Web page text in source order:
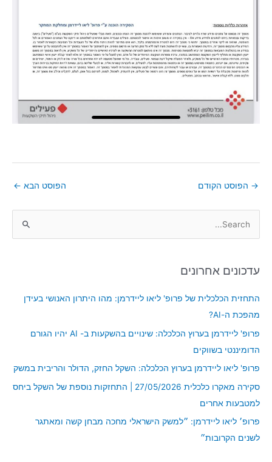
→ הפוסט הקודם הפוסט הבא ←
r
:
עדכונים אחרונים
התחזית הכלכלית של פרופ' ליאו ליידרמן: מהו היתרון האנושי בעידן
מהפכת ה-AI?
פרופ' ליידרמן בערוץ הכלכלה: שינויים בהשקעות ב- AI יהיו הגורם
הדומיננטי בשווקים
פרופ' ליאו ליידרמן בערוץ הכלכלה: השקל החזק, הדולר והריבית במשק
סקירה מאקרו כלכלית 27/05/2026 | התחזקות נוספת של השקל ביחס
למטבעות אחרים
פרופ׳ ליאו ליידרמן: ״למשק הישראלי מחכה מבחן קשה ומאתגר
לשנים הקרובות״